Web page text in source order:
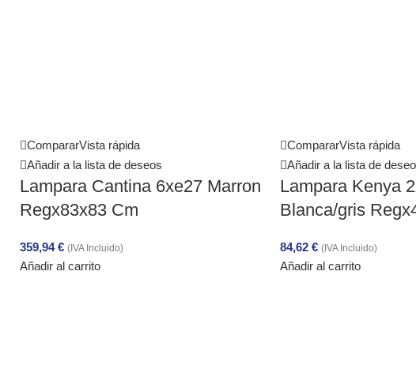
CompararVista rápida
Añadir a la lista de deseos
Lampara Cantina 6xe27 Marron
Regx83x83 Cm
359,94€ (IVA Incluido)
Añadir al carrito
CompararVista rápida
Añadir a la lista de
Lampara Kenya
Blanca/gris
84,62 € (IVA Incluido)
Añadir al carrito